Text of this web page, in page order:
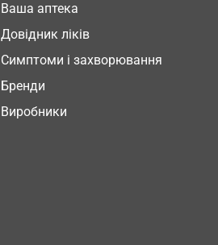
Ваша аптека
Довідник ліків
Симптоми і захворювання
Бренди
Виробники